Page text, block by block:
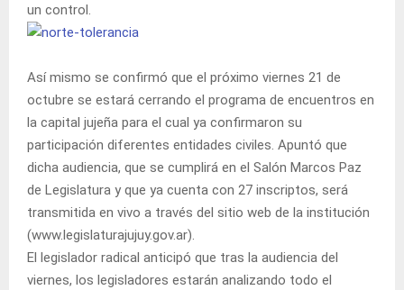
un control.
Así mismo se confirmó que el próximo viernes 21 de
octubre se estará cerrando el programa de encuentros en
la capital jujeña para el cual ya confirmaron su
participación diferentes entidades civiles. Apuntó que
dicha audiencia, que se cumplirá en el Salón Marcos Paz
de Legislatura y que ya cuenta con 27 inscriptos, será
transmitida en vivo a través del sitio web de la institución
(www.legislaturajujuy.gov.ar).
El legislador radical anticipó que tras la audiencia del
viernes, los legisladores estarán analizando todo el